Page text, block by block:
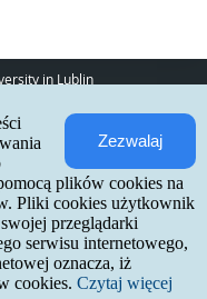
in Lublin
2026-06-17
Zezwalaj
plików cookies na
Pliki cookies użytkownik
przeglądarki
serwisu internetowego,
oznacza, iż
cookies. Czytaj więcej